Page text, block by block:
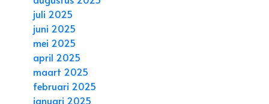
juli 2025
juni 2025
mei 2025
april 2025
maart 2025
februari 2025
januari 2025